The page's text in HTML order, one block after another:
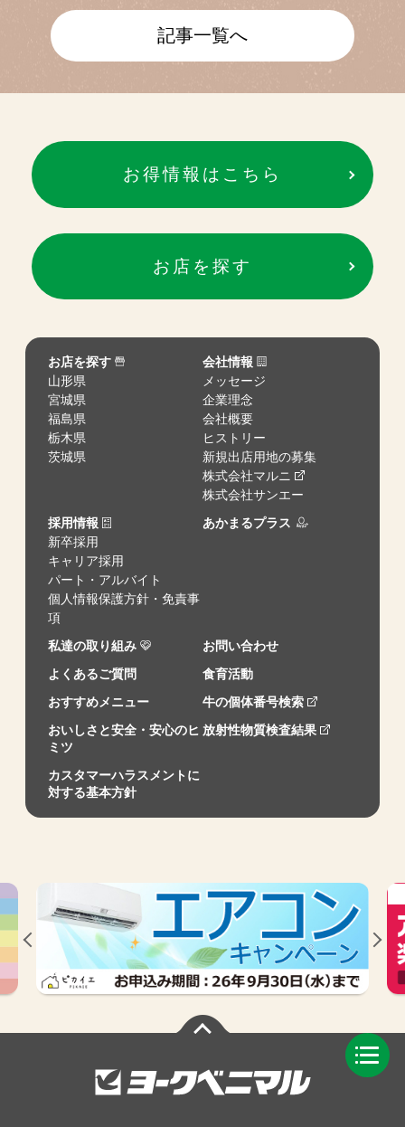
記事一覧へ
お得情報はこちら
お店を探す
お店を探す
山形県
宮城県
福島県
栃木県
茨城県
会社情報
メッセージ
企業理念
会社概要
ヒストリー
新規出店用地の募集
株式会社マルニ
株式会社サンエー
採用情報
新卒採用
キャリア採用
パート・アルバイト
個人情報保護方針・免責事
項
あかまるプラス
私達の取り組み
お問い合わせ
よくあるご質問
食育活動
おすすめメニュー
牛の個体番号検索
おいしさと安全・安心のヒ
ミツ
放射性物質検査結果
カスタマーハラスメントに
対する基本方針